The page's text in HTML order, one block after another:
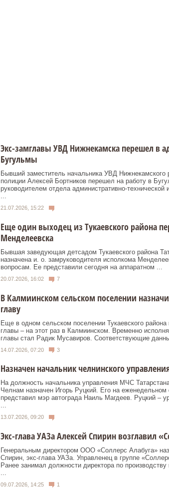
Экс-замглавы УВД Нижнекамска перешел в
Бугульмы
Бывший заместитель начальника УВД Нижнекамского
полиции Алексей Бортников перешел на работу в
руководителем отдела административно-технической
...
21.07.2026, 15:22
Еще один выходец из Тукаевского района
Менделеевска
Бывшая заведующая детсадом Тукаевского района
назначена и. о. замруководителя исполкома
вопросам. Ее представили сегодня на аппаратном ...
20.07.2026, 16:02 7
В Калмиинском сельском поселении
главу
Еще в одном сельском поселении Тукаевского района
главы – на этот раз в Калмиинском. Временно
главы стал Радик Мусавиров. Соответствующие
14.07.2026, 07:20 3
Назначен начальник челнинского
На должность начальника управления МЧС
Челнам назначен Игорь Руцкий. Его на еженедельном
представил мэр автограда Наиль Магдеев. Руцкий –
...
13.07.2026, 09:20
Экс-глава УАЗа Алексей Спирин возглавил
Генеральным директором ООО «Соллерс Алабуга»
Спирин, экс-глава УАЗа. Управленец в группе
Ранее занимал должности директора по производству
09.07.2026, 14:25 1